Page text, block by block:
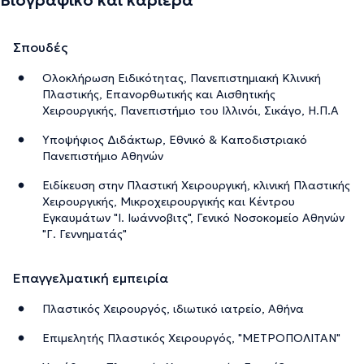
Σπουδές
Ολοκλήρωση Ειδικότητας, Πανεπιστημιακή Κλινική
Πλαστικής, Επανορθωτικής και Αισθητικής
Χειρουργικής, Πανεπιστήμιο του Ιλλινόι, Σικάγο, Η.Π.Α
Υποψήφιος Διδάκτωρ, Εθνικό & Καποδιστριακό
Πανεπιστήμιο Αθηνών
Ειδίκευση στην Πλαστική Χειρουργική, κλινική Πλαστικής
Χειρουργικής, Μικροχειρουργικής και Κέντρου
Εγκαυμάτων "Ι. Ιωάννοβιτς", Γενικό Νοσοκομείο Αθηνών
"Γ. Γεννηματάς"
Επαγγελματική εμπειρία
Πλαστικός Χειρουργός, ιδιωτικό ιατρείο, Αθήνα
Επιμελητής Πλαστικός Χειρουργός, "ΜΕΤΡΟΠΟΛΙΤΑΝ"